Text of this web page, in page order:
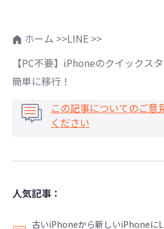
ホーム >>LINE >>
【PC不要】iPhoneのクイックス
簡単に移行！
この記事についてのご意
ください
人気記事：
古いiPhoneから新しいiPhoneに